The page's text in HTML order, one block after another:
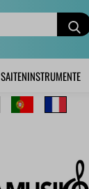
SAITENINSTRUMENTE